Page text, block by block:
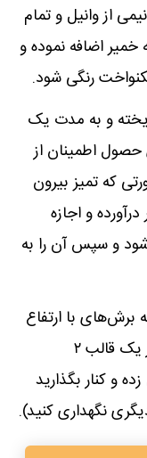
از وانیل و تمام
اضافه نموده و
رنگی شود.
ریخته و به مدت یک
حصول اطمینان از
که تمیز بیرون
و اجازه
خنک شود و سپس آن را به
با ارتفاع
۴ سانتی‌متری برش دهید. با استفاده از یک قالب ۲
و کنار بگذارید
نگهداری کنید).